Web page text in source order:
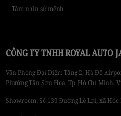
Tầm nhìn sứ mệnh
CÔNG TY TNHH ROYAL AUTO
Văn Phòng Đại Diện: Tầng 2, Hà Đô
Phường Tân Sơn Hòa, Tp. Hồ Chí Minh,
Showroom: Số 139 Đường Lê Lợi, xã